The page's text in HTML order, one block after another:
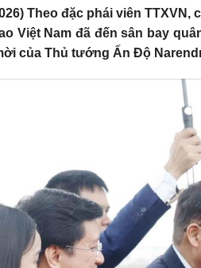
Theo đặc phái viên
Việt Nam đã đến sân bay
của Thủ tướng Ấn Độ